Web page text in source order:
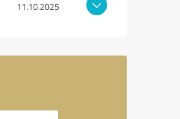
11.10.2025